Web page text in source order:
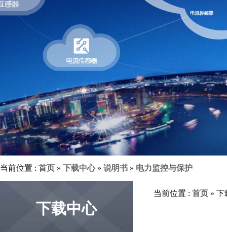
当前位置 : 首页 » 下载中心» 说明书 » 电力监控与保护
下载中心
当前位置 : 首页 » 下